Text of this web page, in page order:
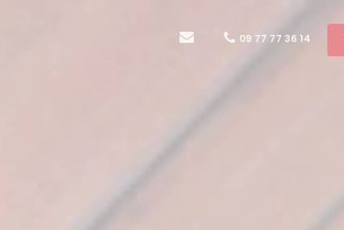
09 77 77 36 14